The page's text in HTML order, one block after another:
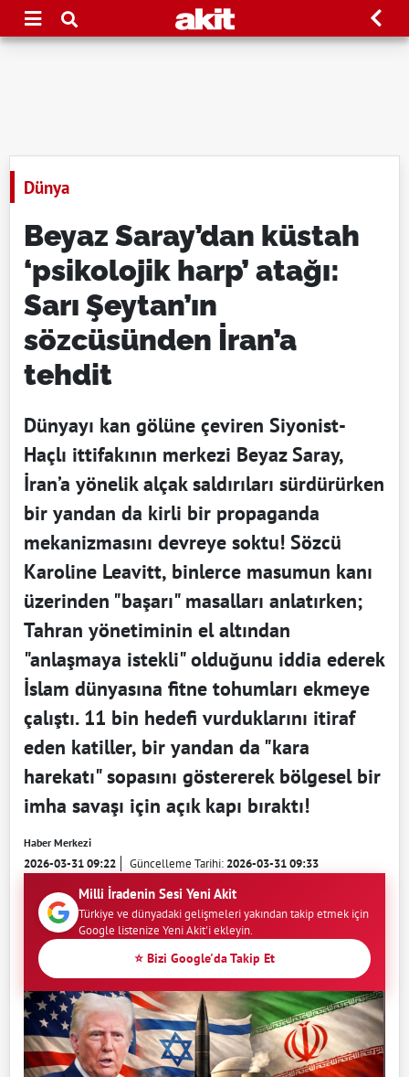
Dünya
Beyaz Saray’dan küstah
‘psikolojik harp’ atağı:
Sarı Şeytan’ın
sözcüsünden İran’a
tehdit
Dünyayı kan gölüne çeviren Siyonist-
Haçlı ittifakının merkezi Beyaz Saray,
İran’a yönelik alçak saldırıları sürdürürken
bir yandan da kirli bir propaganda
mekanizmasını devreye soktu! Sözcü
Karoline Leavitt, binlerce masumun kanı
üzerinden "başarı" masalları anlatırken;
Tahran yönetiminin el altından
"anlaşmaya istekli" olduğunu iddia ederek
İslam dünyasına fitne tohumları ekmeye
çalıştı. 11 bin hedefi vurduklarını itiraf
eden katiller, bir yandan da "kara
harekatı" sopasını göstererek bölgesel bir
imha savaşı için açık kapı bıraktı!
Haber Merkezi
2026-03-31 09:22 Güncelleme Tarihi:2026-03-31 09:33
Milli İradenin Sesi Yeni Akit
Türkiye ve dünyadaki gelişmeleri yakından takip etmek için
Google listenize Yeni Akit'i ekleyin.
⭐ Bizi Google'da Takip Et